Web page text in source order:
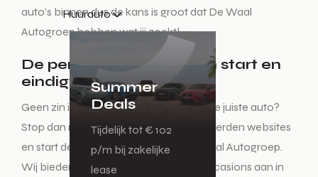
Huurauto
Summer
Deals
Tijdelijk tot € 102
p/m bij zakelijke
lease
auto’s binnen dus de kans is groot dat De Waal
Autogroep hebben wat jij zoekt!
De perfecte auto zoeken start en
eindigt hier!
Geen zin in een lange zoektocht naar de juiste auto?
Stop dan met het auto zoeken op honderden websites
en start deze tocht enkel nog bij De Waal Autogroep.
Wij bieden diverse nieuwe auto’s en occasions aan in